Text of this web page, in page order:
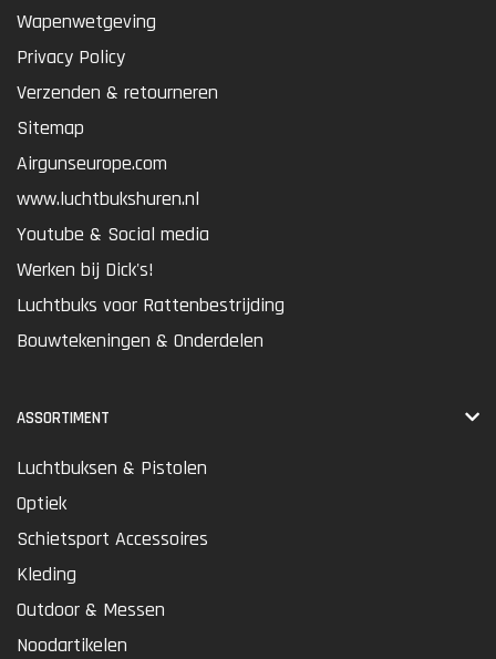
Wapenwetgeving
Privacy Policy
Verzenden & retourneren
Sitemap
Airgunseurope.com
www.luchtbukshuren.nl
Youtube & Social media
Werken bij Dick's!
Luchtbuks voor Rattenbestrijding
Bouwtekeningen & Onderdelen
ASSORTIMENT
Luchtbuksen & Pistolen
Optiek
Schietsport Accessoires
Kleding
Outdoor & Messen
Noodartikelen